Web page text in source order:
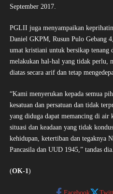
September 2017.
PGLII juga menyampaikan
Daniel GKPM, Rusun Pulo Gebang
umat kristiani untuk bersikap tenang
melakukan hal-hal yang tidak perlu,
diatas secara arif dan tetap
“Kami menyerukan kepada semua
kesatuan dan persatuan dan tidak
yang diduga dapat memancing di air
situasi dan keadaan yang tidak
kehidupan, ketertiban dan tegaknya
Pancasila dan UUD 1945,” tandas dia.
(OK-1)